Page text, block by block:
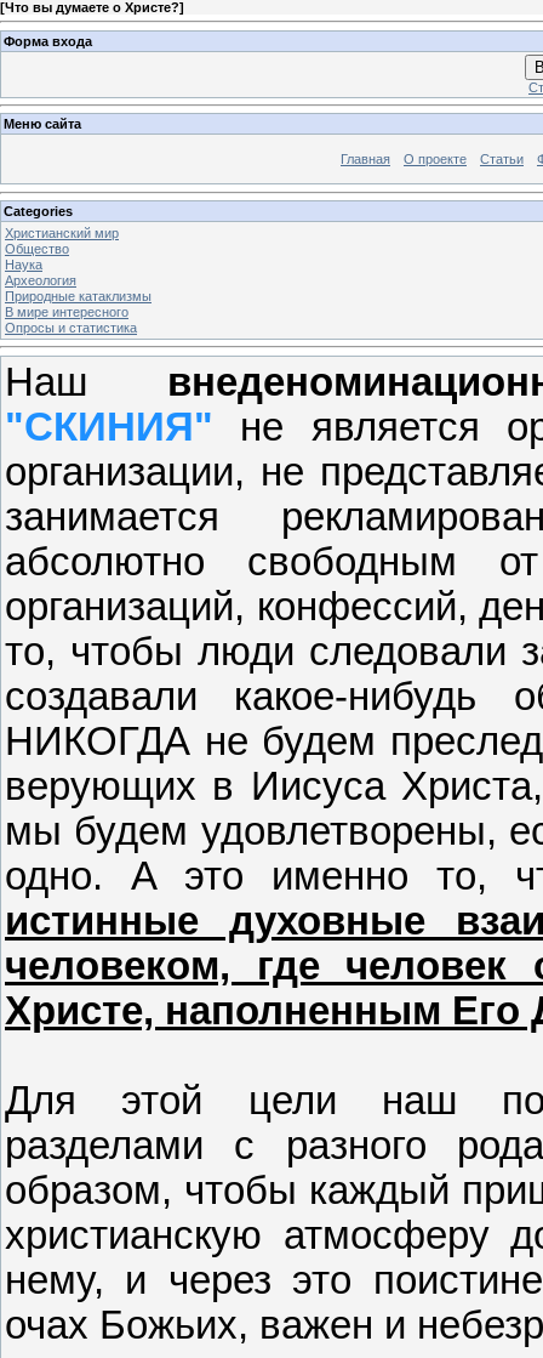
[Что вы думаете о Христе?]
Форма входа
Меню сайта
Главная О проекте Статьи
Categories
Христианский мир
Общество
Наука
Археология
Природные катаклизмы
В мире интересного
Опросы и статистика
Наш
"СКИНИЯ" не является
организации, не
занимается
абсолютно свободным
организаций, конфессий,
то, чтобы люди следовали
создавали какое-
НИКОГДА не будем
верующих в Иисуса
мы будем удовлетворены,
одно. А это именно то,
истинные духовные
человеком, где
Христе, наполненным
Для этой цели наш
разделами с разного
образом, чтобы каждый
христианскую атмосферу
нему, и через это
очах Божьих, важен и